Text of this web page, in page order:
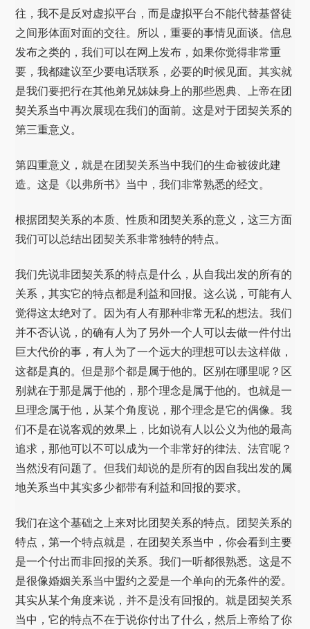
往，我不是反对虚拟平台，而是虚拟平台不能代替基督徒
之间形体面对面的交往。所以，重要的事情见面谈。信息
发布之类的，我们可以在网上发布，如果你觉得非常重
要，我都建议至少要电话联系，必要的时候见面。其实就
是我们要把行在其他弟兄姊妹身上的那些恩典、上帝在团
契关系当中再次展现在我们的面前。这是对于团契关系的
第三重意义。
第四重意义，就是在团契关系当中我们的生命被彼此建
造。这是《以弗所书》当中，我们非常熟悉的经文。
根据团契关系的本质、性质和团契关系的意义，这三方面
我们可以总结出团契关系非常独特的特点。
我们先说非团契关系的特点是什么，从自我出发的所有的
关系，其实它的特点都是利益和回报。这么说，可能有人
觉得这太绝对了。因为有人有那种非常无私的想法。我们
并不否认说，的确有人为了另外一个人可以去做一件付出
巨大代价的事，有人为了一个远大的理想可以去这样做，
这都是真的。但是那个都是属于他的。区别在哪里呢？区
别就在于那是属于他的，那个理念是属于他的。也就是一
旦理念属于他，从某个角度说，那个理念是它的偶像。我
们不是在说客观的效果上，比如说有人以公义为他的最高
追求，那他可以不可以成为一个非常好的律法、法官呢？
当然没有问题了。但我们却说的是所有的因自我出发的属
地关系当中其实多少都带有利益和回报的要求。
我们在这个基础之上来对比团契关系的特点。团契关系的
特点，第一个特点就是，在团契关系当中，你会看到主要
是一个付出而非回报的关系。我们一听都很熟悉。这是不
是很像婚姻关系当中盟约之爱是一个单向的无条件的爱。
其实从某个角度来说，并不是没有回报的。就是团契关系
当中，它的特点不在于说你付出了什么，然后上帝给了你